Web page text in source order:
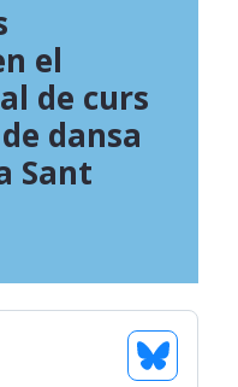
el
de curs
dansa
Sant
See